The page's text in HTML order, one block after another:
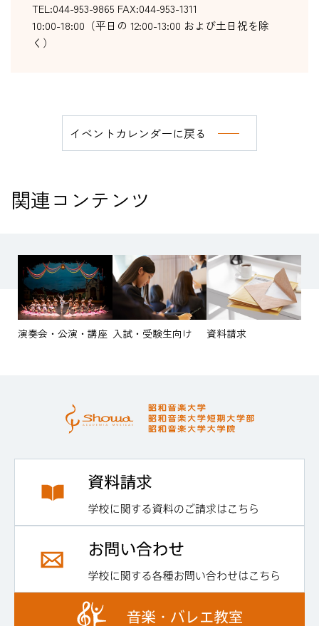
TEL:044-953-9865 FAX:044-953-1311
10:00-18:00（平日の 12:00-13:00 および土日祝を除
く）
イベントカレンダーに戻る
関連コンテンツ
演奏会・公演・講座 入試・受験生向け 資料請求